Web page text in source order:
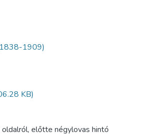
1909)
KB)
előtte négylovas hintó